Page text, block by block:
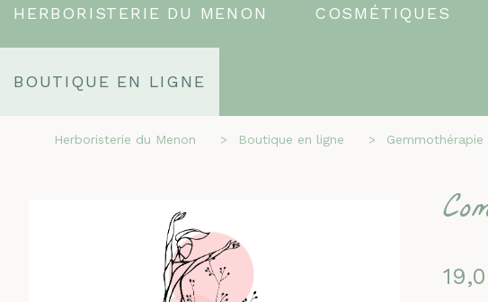
HERBORISTERIE DU MENON COSMÉTIQUES
BOUTIQUE EN LIGNE
Herboristerie du Menon Boutique en ligne Gemmothérapie